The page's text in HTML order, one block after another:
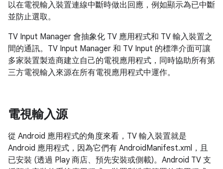
以在電視輸入裝置連線中斷時做出回應，例如顯示為已中斷
並防止選取。
TV Input Manager 會抽象化 TV 應用程式和 TV 輸入裝置之
間的通訊。TV Input Manager 和 TV Input 的標準介面可讓
多家裝置製造商建立自己的電視應用程式，同時協助所有第
三方電視輸入來源在所有電視應用程式中運作。
電視輸入源
從 Android 應用程式的角度來看，TV 輸入裝置就是
Android 應用程式，因為它們有 AndroidManifest.xml，且
已安裝 (透過 Play 商店、預先安裝或側載)。Android TV 支